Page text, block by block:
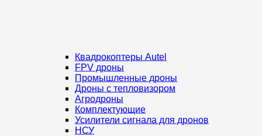
Квадрокоптеры Autel
FPV дроны
Промышленные дроны
Дроны с тепловизором
Агродроны
Комплектующие
Усилители сигнала для дронов
НСУ